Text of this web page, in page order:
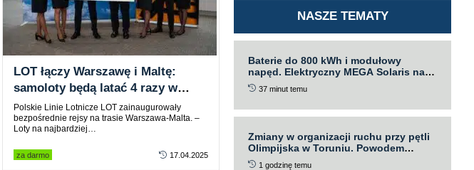
LOT łączy Warszawę i Maltę:
samoloty będą latać 4 razy w
tygodniu na nowej trasie
Polskie Linie Lotnicze LOT zainaugurowały
bezpośrednie rejsy na trasie Warszawa-Malta. –
Loty na najbardziej…
za darmo 17.04.2025
NASZE TEMATY
Baterie do 800 kWh i modułowy
napęd. Elektryczny MEGA Solaris na
testach w Toruniu
37 minut temu
Zmiany w organizacji ruchu przy pętli
Olimpijska w Toruniu. Powodem
modernizacja torowiska
1 godzinę temu